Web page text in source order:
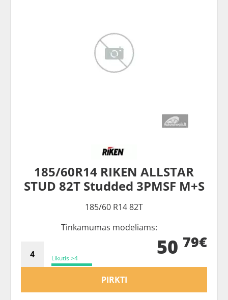
185/60R14 RIKEN ALLSTAR
STUD 82T Studded 3PMSF M+S
185/60 R14 82T
Tinkamumas modeliams:
Likutis >4 50 79€
PIRKTI